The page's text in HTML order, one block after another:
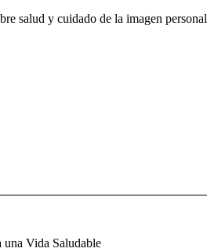
salud y cuidado de la imagen personal
Vida Saludable